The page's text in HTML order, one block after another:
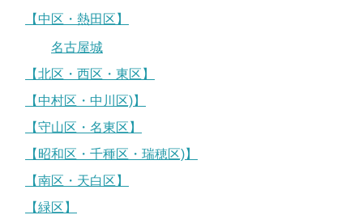
【中区・熱田区】
名古屋城
【北区・西区・東区】
【中村区・中川区)】
【守山区・名東区】
【昭和区・千種区・瑞穂区)】
【南区・天白区】
【緑区】